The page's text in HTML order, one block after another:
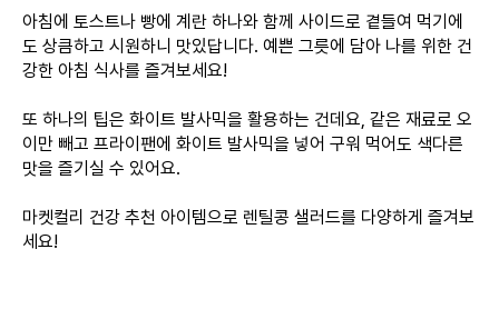
아침에 토스트나 빵에 계란 하나와 함께 사이드로 곁들여 먹기에
도 상큼하고 시원하니 맛있답니다. 예쁜 그릇에 담아 나를 위한 건
강한 아침 식사를 즐겨보세요!
또 하나의 팁은 화이트 발사믹을 활용하는 건데요, 같은 재료로 오
이만 빼고 프라이팬에 화이트 발사믹을 넣어 구워 먹어도 색다른
맛을 즐기실 수 있어요.
마켓컬리 건강 추천 아이템으로 렌틸콩 샐러드를 다양하게 즐겨보
세요!